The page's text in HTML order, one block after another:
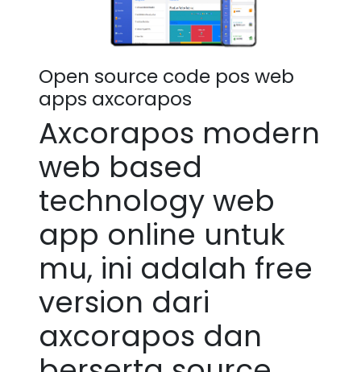
Open source code pos web
apps axcorapos
Axcorapos modern
web based
technology web
app online untuk
mu, ini adalah free
version dari
axcorapos dan